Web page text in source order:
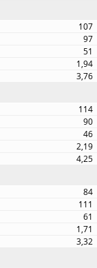
107
97
51
1,94
3,76
114
90
46
2,19
4,25
84
111
61
1,71
3,32